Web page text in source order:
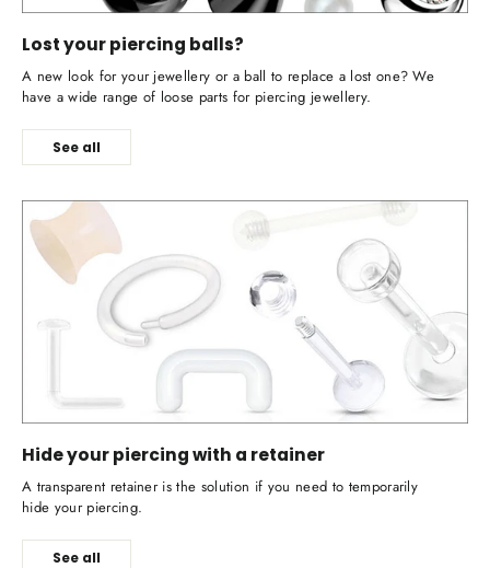
Lost your piercing balls?
A new look for your jewellery or a ball to replace a lost one? We
have a wide range of loose parts for piercing jewellery.
See all
Hide your piercing with a retainer
A transparent retainer is the solution if you need to temporarily
hide your piercing.
See all